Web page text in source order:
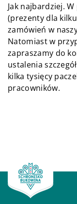
Jak najbardziej.
(prezenty dla
zamówień w
Natomiast w
zapraszamy do
ustalenia
kilka tysięcy
pracowników.